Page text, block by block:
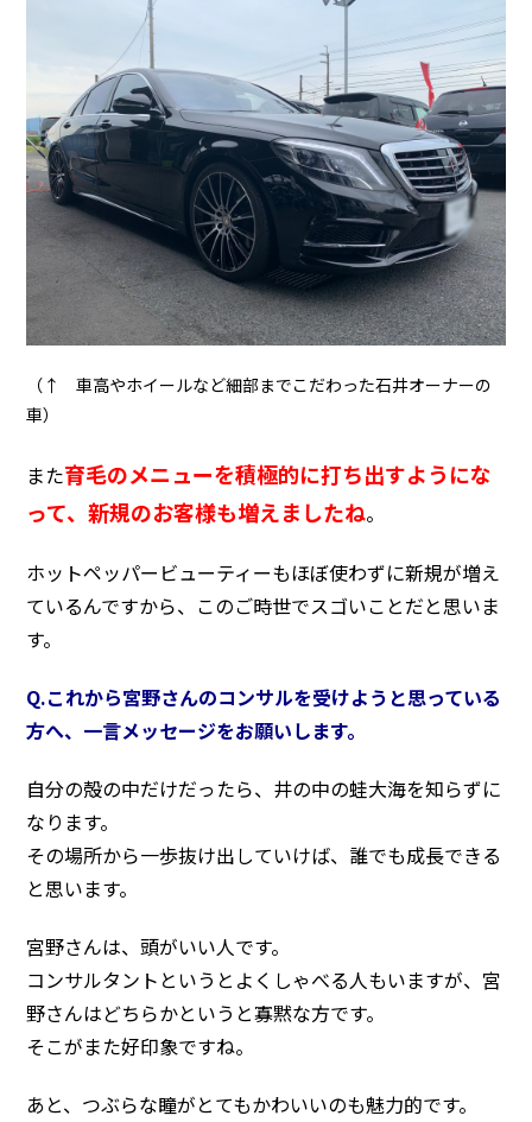
（↑ 車高やホイールなど細部までこだわった石井オーナーの
車）
また育毛のメニューを積極的に打ち出すようにな
って、新規のお客様も増えましたね。
ホットペッパービューティーもほぼ使わずに新規が増え
ているんですから、このご時世でスゴいことだと思いま
す。
Q.これから宮野さんのコンサルを受けようと思っている
方へ、一言メッセージをお願いします。
自分の殻の中だけだったら、井の中の蛙大海を知らずに
なります。
その場所から一歩抜け出していけば、誰でも成長できる
と思います。
宮野さんは、頭がいい人です。
コンサルタントというとよくしゃべる人もいますが、宮
野さんはどちらかというと寡黙な方です。
そこがまた好印象ですね。
あと、つぶらな瞳がとてもかわいいのも魅力的です。